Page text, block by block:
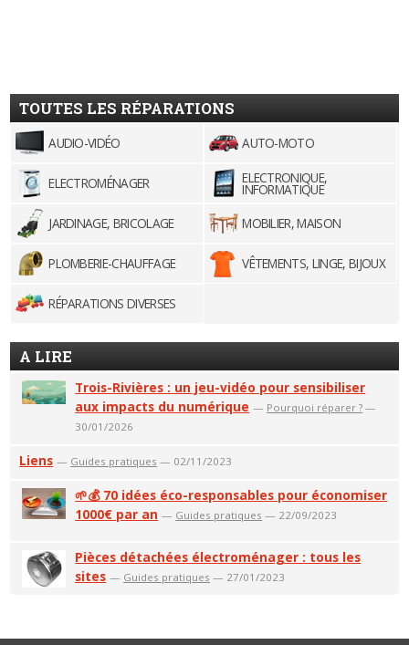
TOUTES LES RÉPARATIONS
AUDIO-VIDÉO AUTO-MOTO
ELECTROMÉNAGER ELECTRONIQUE,
INFORMATIQUE
JARDINAGE, BRICOLAGE
MOBILIER, MAISON
PLOMBERIE-CHAUFFAGE VÊTEMENTS, LINGE, BIJOUX
RÉPARATIONS DIVERSES
A LIRE
Trois-Rivières : un jeu-vidéo pour sensibiliser
aux impacts du numérique — Pourquoi réparer ? —
30/01/2026
Liens — Guides pratiques — 02/11/2023
🌱💰 70 idées éco-responsables pour économiser
1000€ par an — Guides pratiques — 22/09/2023
Pièces détachées électroménager : tous les
sites — Guides pratiques — 27/01/2023